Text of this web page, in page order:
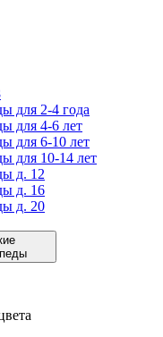
для 2-4 года
для 4-6 лет
для 6-10 лет
для 10-14 лет
д. 12
д. 16
д. 20